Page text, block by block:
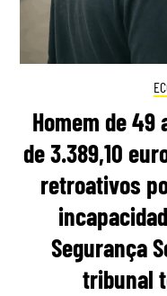
Homem de 49
de 3.389,10
retroativos
Segurança
tribunal